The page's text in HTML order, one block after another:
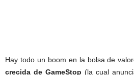
Hay todo un boom en la bolsa de
crecida de GameStop (la cual